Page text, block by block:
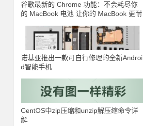
谷歌最新的 Chrome 功能：不会耗尽你
的 MacBook 电池 让你的 MacBook 更耐
诺基亚推出一款可自行修理的全新Androi
d智能手机
CentOS中zip压缩和unzip解压缩命令详
解